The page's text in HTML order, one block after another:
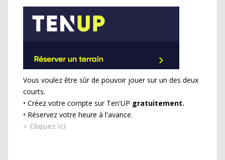
Vous voulez être sûr de pouvoir jouer sur un des deux
courts.
• Créez votre compte sur Ten'UP gratuitement.
• Réservez votre heure à l'avance.
> Cliquez ici